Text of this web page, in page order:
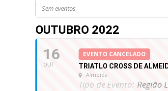
Sem eventos
OUTUBRO 2022
16
OUT
EVENTO CANCELADO
TRIATLO CROSS DE
Almeida
Tipo de Evento: Região